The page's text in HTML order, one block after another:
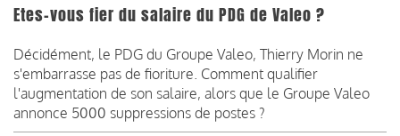
Etes-vous fier du salaire du PDG de Valeo ?
Décidément, le PDG du Groupe Valeo, Thierry Morin ne
s'embarrasse pas de fioriture. Comment qualifier
l'augmentation de son salaire, alors que le Groupe Valeo
annonce 5000 suppressions de postes ?